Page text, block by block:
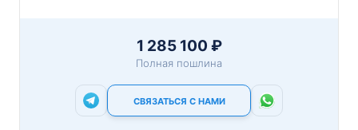
1 285 100 ₽
Полная пошлина
СВЯЗАТЬСЯ С НАМИ